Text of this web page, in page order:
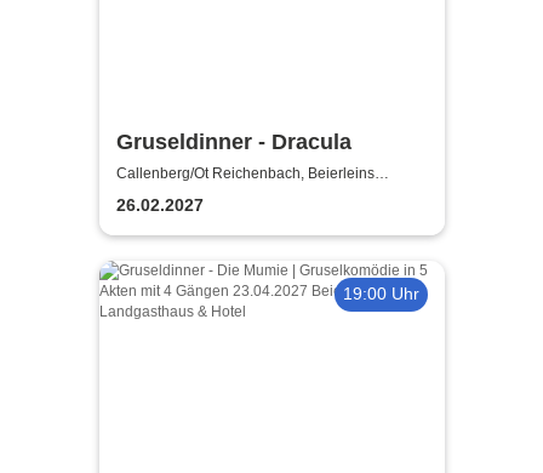
Gruseldinner - Dracula
Callenberg/Ot Reichenbach, Beierleins
Landgasthaus & Hotel
26.02.2027
19:00 Uhr